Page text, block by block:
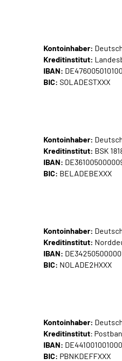
Kontoinhaber:
Kreditinstitut:
IBAN:
BIC: SOLADESTXXX
Kontoinhaber:
Kreditinstitut: BSK
IBAN:
BIC: BELADEBEXXX
Kontoinhaber:
Kreditinstitut:
IBAN:
BIC: NOLADE2HXXX
Kontoinhaber:
Kreditinstitut:
IBAN:
BIC: PBNKDEFFXXX